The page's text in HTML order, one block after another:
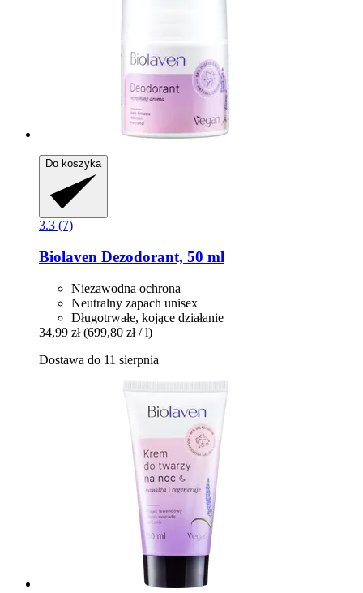
Do koszyka
3.3 (7)
Biolaven Dezodorant, 50 ml
Niezawodna ochrona
Neutralny zapach unisex
Długotrwałe, kojące działanie
34,99 zł (699,80 zł / l)
Dostawa do 11 sierpnia